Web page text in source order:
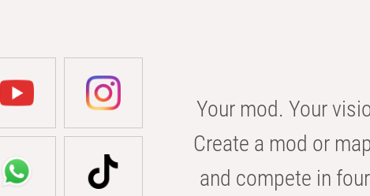
Your mod. Your
Create a mod or
and compete in